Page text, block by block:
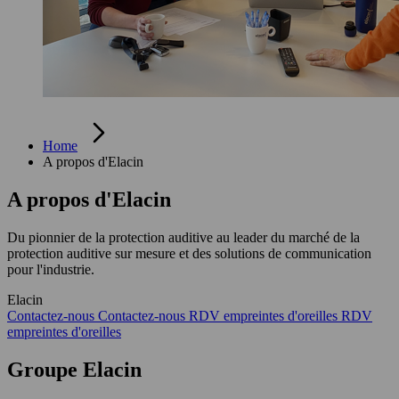
Home
A propos d'Elacin
A propos d'Elacin
Du pionnier de la protection auditive au leader du marché de la
protection auditive sur mesure et des solutions de communication
pour l'industrie.
Elacin
Contactez-nous Contactez-nous RDV empreintes d'oreilles RDV
empreintes d'oreilles
Groupe Elacin